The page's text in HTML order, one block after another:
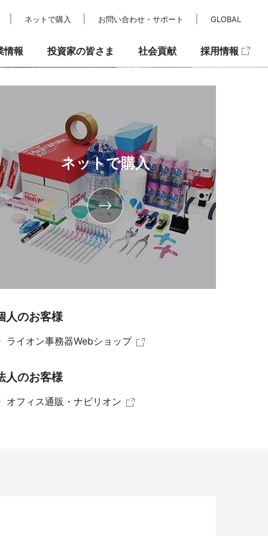
ネットで購入
人のお客様
ライオン事務器Webショップ
人のお客様
オフィス通販・ナビリオン
ネットで購入 お問い合わせ・サポート GLOBAL
ュリティ
症対策商品
パラスポーツ支援
スリリース
メディア掲載
情報
IRカレンダー
IRニュース
投資家の皆さま 社会貢献 採用情報